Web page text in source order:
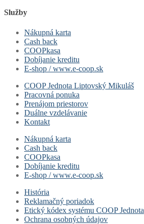
Služby
Nákupná karta
Cash back
COOPkasa
Dobíjanie kreditu
E-shop / www.e-coop.sk
COOP Jednota Liptovský Mikuláš
Pracovná ponuka
Prenájom priestorov
Duálne vzdelávanie
Kontakt
Nákupná karta
Cash back
COOPkasa
Dobíjanie kreditu
E-shop / www.e-coop.sk
História
Reklamačný poriadok
Etický kódex systému COOP Jednota
Ochrana osobných údajov